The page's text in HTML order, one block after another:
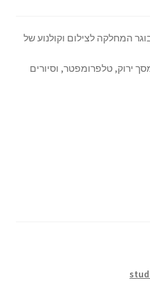
המחלקה לצילום וקולנוע של
ירוק, טלפרומפטר, וסיורים